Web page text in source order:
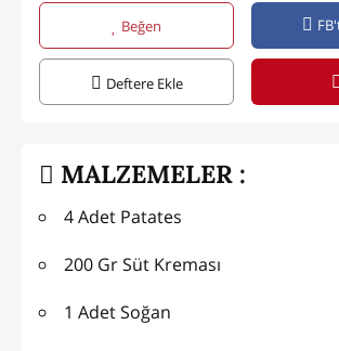
Beğen
Deftere Ekle
MALZEMELER :
4 Adet Patates
200 Gr Süt Kreması
1 Adet Soğan